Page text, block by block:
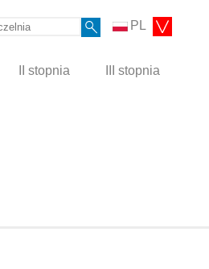
PL
II stopnia III stopnia